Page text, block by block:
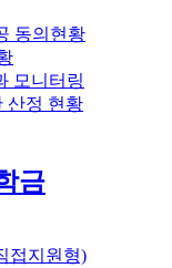
동의현황
모니터링
산정 현황
금
접지원형)